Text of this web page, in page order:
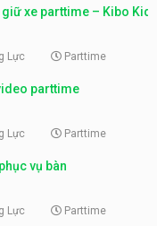
xe parttime – Kibo Kid
Lực Parttime
parttime
Lực Parttime
vụ bàn
Lực Parttime